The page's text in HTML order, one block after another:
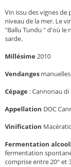
Vin issu des vignes de
niveau de la mer. Le
"Ballu Tundu " d'où le
sarde.
Millésime 2010
Vendanges
Cépage : Cannonau
Appellation DOC
Vinification
Fermentation
fermentation
comprise entre 20° et